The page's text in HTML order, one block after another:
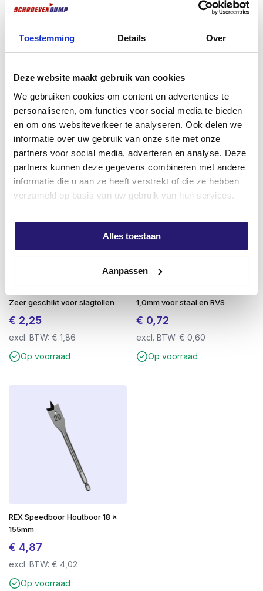
Toestemming Details Over
Deze website maakt gebruik van cookies
We gebruiken cookies om content en advertenties te
personaliseren, om functies voor social media te bieden
en om ons websiteverkeer te analyseren. Ook delen we
informatie over uw gebruik van onze site met onze
partners voor social media, adverteren en analyse. Deze
partners kunnen deze gegevens combineren met andere
informatie die u aan ze heeft verstrekt of die ze hebben
verzameld op basis van uw gebruik van hun services.
Alles toestaan
Aanpassen
Voor gebruik in steen en beton i.c.m. pluggen.
Staat de gewenste maat er niet bij? Vraag altijd naar de
mogelijkheden bij onze verkopers.
Allround werkhandschoenen
€2,39
excl. BTW:€1,98
Op voorraad
Stanley Wonder Bar 300mm – 1-
Professioneel Gebruik
€10,44
excl. BTW:€8,63
Op voorraad
Vakmannen kiezen dit.
Zeer geschikt voor slagtollen
€ 2,25
excl. BTW: € 1,86
Op voorraad
1,0mm voor staal en RVS
€ 0,72
excl. BTW:€ 0,60
Op voorraad
REX Speedboor Houtboor 18 x
155mm
€ 4,87
excl. BTW: € 4,02
Op voorraad